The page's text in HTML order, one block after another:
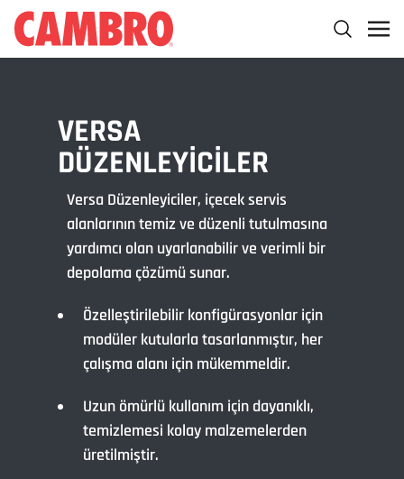
VERSA
DÜZENLEYICILER
Versa Düzenleyiciler, içecek servis
alanlarının temiz ve düzenli tutulmasına
yardımcı olan uyarlanabilir ve verimli bir
depolama çözümü sunar.
Özelleştirilebilir konfigürasyonlar için
modüler kutularla tasarlanmıştır, her
çalışma alanı için mükemmeldir.
Uzun ömürlü kullanım için dayanıklı,
temizlemesi kolay malzemelerden
üretilmiştir.